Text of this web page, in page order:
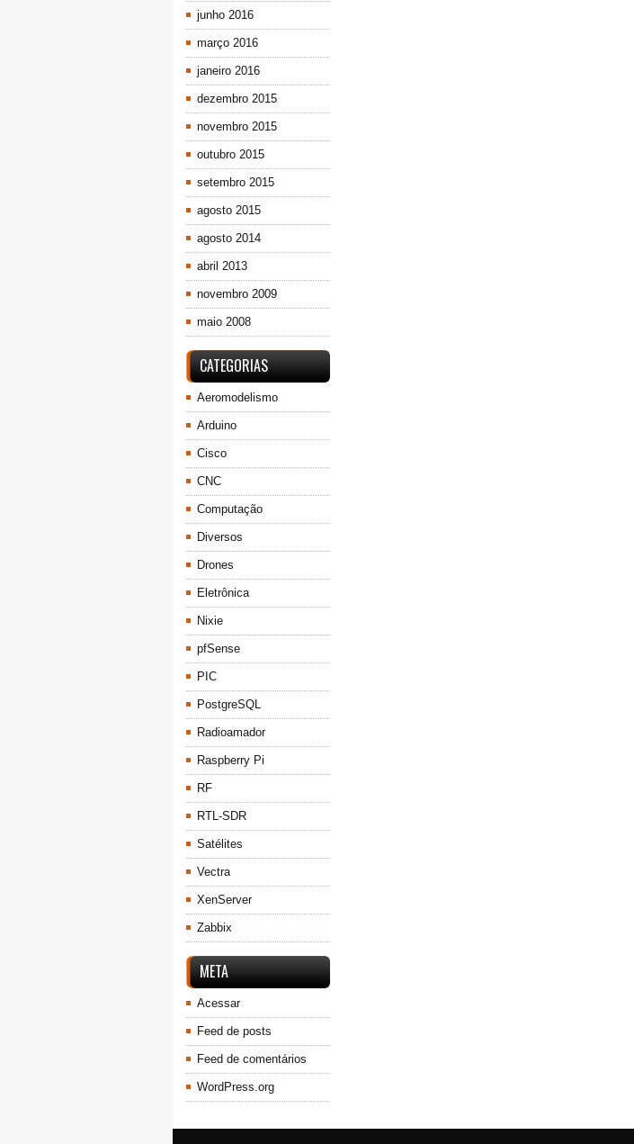
junho 2016
março 2016
janeiro 2016
dezembro 2015
novembro 2015
outubro 2015
setembro 2015
agosto 2015
agosto 2014
abril 2013
novembro 2009
maio 2008
CATEGORIAS
Aeromodelismo
Arduino
Cisco
CNC
Computação
Diversos
Drones
Eletrônica
Nixie
pfSense
PIC
PostgreSQL
Radioamador
Raspberry Pi
RF
RTL-SDR
Satélites
Vectra
XenServer
Zabbix
META
Acessar
Feed de posts
Feed de comentários
WordPress.org